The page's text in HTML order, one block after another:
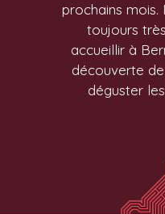
prochains mois.
toujours
accueillir à
découverte
déguster